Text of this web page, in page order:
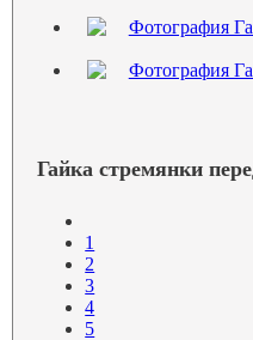
Гайка стремянки
1
2
3
4
5